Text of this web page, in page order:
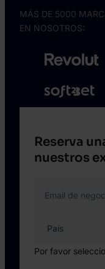
MÁS DE 5000
EN NOSOTROS:
Reserva
nuestros
Email de
Por favor